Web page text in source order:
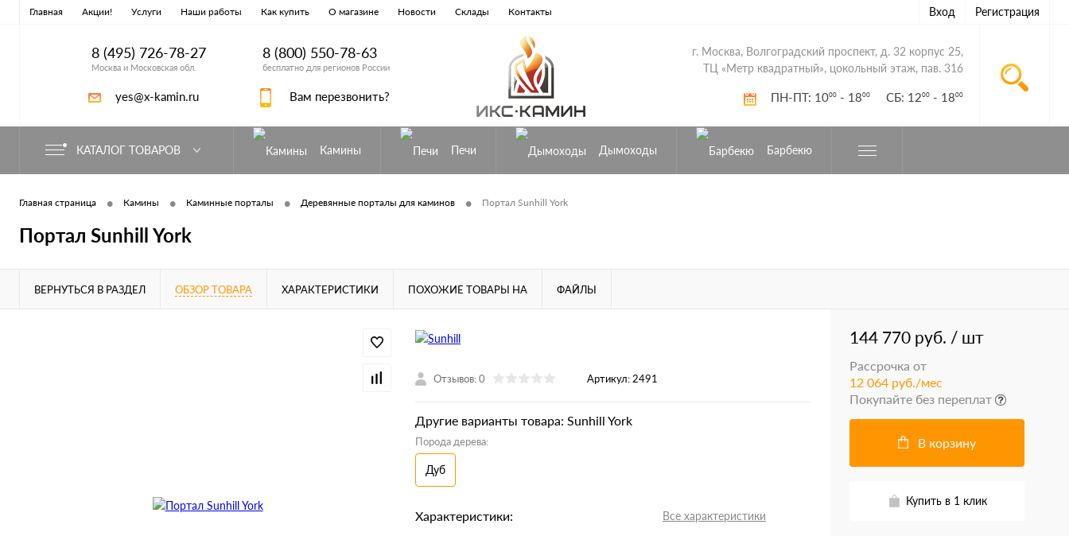
Главная Акции! Услуги Наши работы Как купить О магазине Новости Склады Контакты Вход Регистрация
8 (495) 726-78-27
Москва и Московская обл.
yes@x-kamin.ru
8 (800) 550-78-63
бесплатно для регионов России
Вам перезвонить?
г. Москва, Волгоградский проспект, д. 32 корпус 25,
ТЦ «Метр квадратный», цокольный этаж, пав. 316
ПН-ПТ: 1000 - 1800 СБ: 1200 - 1800
КАТАЛОГ ТОВАРОВ Камины Печи Дымоходы Барбекю
Главная страница • Камины • Каминные порталы • Деревянные порталы для каминов • Портал Sunhill York
Портал Sunhill York
ВЕРНУТЬСЯ В РАЗДЕЛ ОБЗОР ТОВАРА ХАРАКТЕРИСТИКИ ПОХОЖИЕ ТОВАРЫ НА ФАЙЛЫ
Отзывов: 0 Артикул: 2491
Другие варианты товара: Sunhill York
Порода дерева:
Дуб
Характеристики: Все характеристики
144 770 руб. / шт
Рассрочка от
12 064 руб./мес
Покупайте без переплат
В корзину
Купить в 1 клик